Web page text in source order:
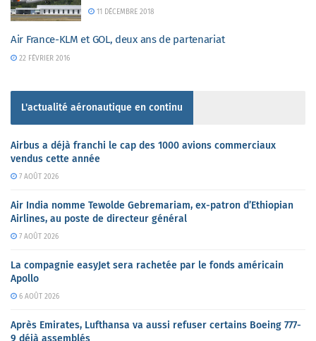
11 DÉCEMBRE 2018
Air France-KLM et GOL, deux ans de partenariat
22 FÉVRIER 2016
L'actualité aéronautique en continu
Airbus a déjà franchi le cap des 1000 avions commerciaux
vendus cette année
7 AOÛT 2026
Air India nomme Tewolde Gebremariam, ex-patron d’Ethiopian
Airlines, au poste de directeur général
7 AOÛT 2026
La compagnie easyJet sera rachetée par le fonds américain
Apollo
6 AOÛT 2026
Après Emirates, Lufthansa va aussi refuser certains Boeing 777-
9 déjà assemblés